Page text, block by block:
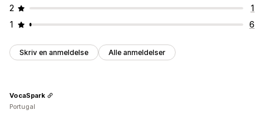
2
1
1
6
Skriv en anmeldelse Alle anmeldelser
VocaSpark
Portugal